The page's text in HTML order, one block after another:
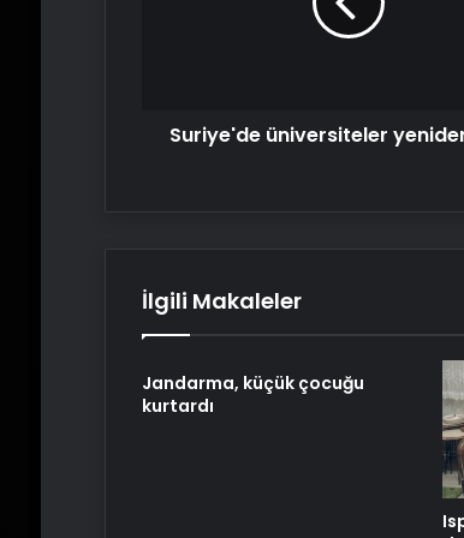
Suriye'de üniversiteler
İlgili Makaleler
Jandarma, küçük çocuğu
kurtardı